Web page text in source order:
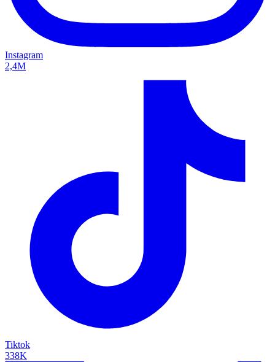
Instagram
2,4M
Tiktok
338K